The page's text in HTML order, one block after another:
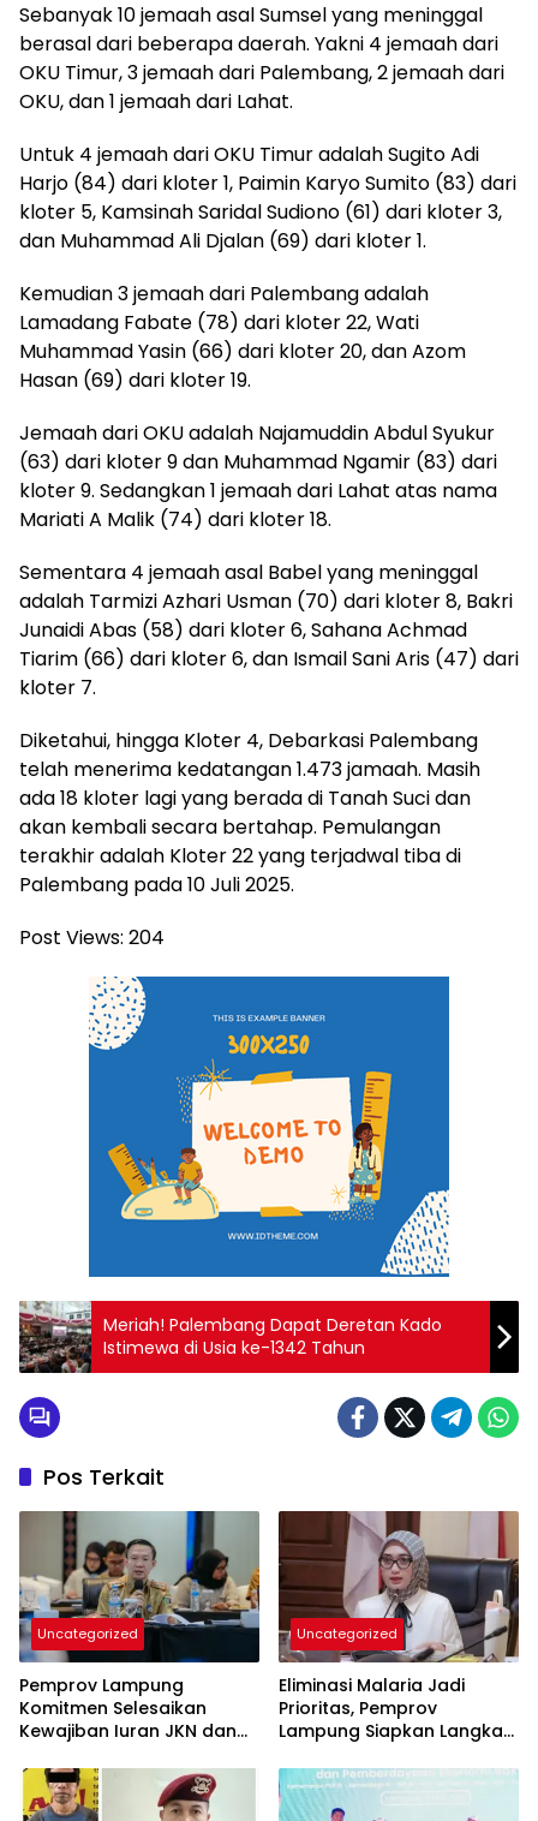
Sebanyak 10 jemaah asal Sumsel yang meninggal
berasal dari beberapa daerah. Yakni 4 jemaah dari
OKU Timur, 3 jemaah dari Palembang, 2 jemaah dari
OKU, dan 1 jemaah dari Lahat.
Untuk 4 jemaah dari OKU Timur adalah Sugito Adi
Harjo (84) dari kloter 1, Paimin Karyo Sumito (83) dari
kloter 5, Kamsinah Saridal Sudiono (61) dari kloter 3,
dan Muhammad Ali Djalan (69) dari kloter 1.
Kemudian 3 jemaah dari Palembang adalah
Lamadang Fabate (78) dari kloter 22, Wati
Muhammad Yasin (66) dari kloter 20, dan Azom
Hasan (69) dari kloter 19.
Jemaah dari OKU adalah Najamuddin Abdul Syukur
(63) dari kloter 9 dan Muhammad Ngamir (83) dari
kloter 9. Sedangkan 1 jemaah dari Lahat atas nama
Mariati A Malik (74) dari kloter 18.
Sementara 4 jemaah asal Babel yang meninggal
adalah Tarmizi Azhari Usman (70) dari kloter 8, Bakri
Junaidi Abas (58) dari kloter 6, Sahana Achmad
Tiarim (66) dari kloter 6, dan Ismail Sani Aris (47) dari
kloter 7.
Diketahui, hingga Kloter 4, Debarkasi Palembang
telah menerima kedatangan 1.473 jamaah. Masih
ada 18 kloter lagi yang berada di Tanah Suci dan
akan kembali secara bertahap. Pemulangan
terakhir adalah Kloter 22 yang terjadwal tiba di
Palembang pada 10 Juli 2025.
Post Views: 204
Meriah! Palembang Dapat Deretan Kado
Istimewa di Usia ke-1342 Tahun
Pos Terkait
Uncategorized
Pemprov Lampung
Komitmen Selesaikan
Kewajiban Iuran JKN dan
Kepesertaan BPJS
Kesehatan
Uncategorized
Eliminasi Malaria Jadi
Prioritas, Pemprov
Lampung Siapkan Langkah